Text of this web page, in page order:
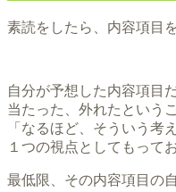
素読をしたら、内容項目
自分が予想した内容項目
当たった、外れたという
「なるほど、そういう考
１つの視点としてもって
最低限、その内容項目の